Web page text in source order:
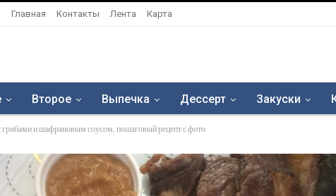
Главная Контакты Лента Карта
Второе Выпечка Дессерт Закуски
грибами и шафрановым соусом, пошаговый рецепт с фото